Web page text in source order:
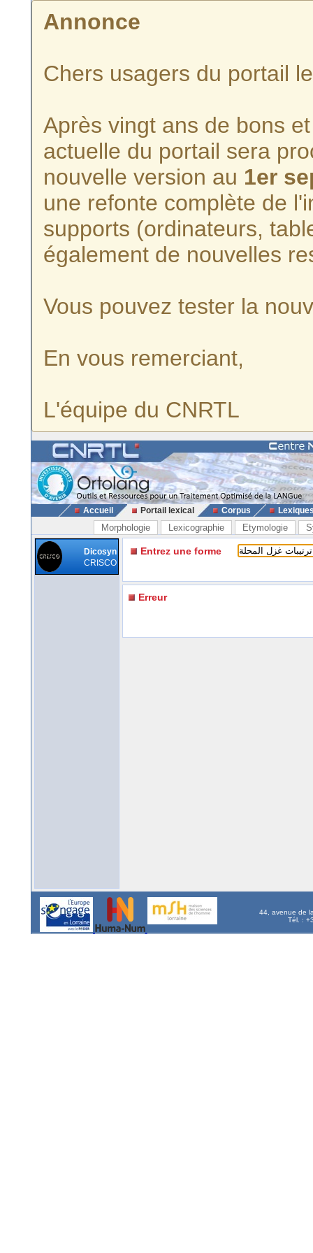
Annonce
Chers usagers du portail
Après vingt ans de bons
actuelle du portail sera
nouvelle version au 1er
une refonte complète de
supports (ordinateurs,
également de nouvelles
Vous pouvez tester la
En vous remerciant,
L'équipe du CNRTL
Accueil Portail lexical Corpus
Morphologie Lexicographie Etymologie
Dicosyn
CRISCO
Entrez une forme
Erreur
44, avenue de
Tél. :